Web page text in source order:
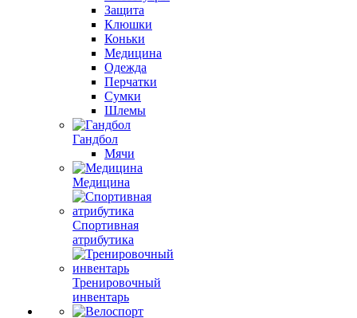
Защита
Клюшки
Коньки
Медицина
Одежда
Перчатки
Сумки
Шлемы
Гандбол
Мячи
Медицина
Спортивная
атрибутика
Тренировочный
инвентарь